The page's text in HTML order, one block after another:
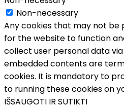
Non-necessary
Any cookies that may not be
for the website to function
collect user personal data
embedded contents are
cookies. It is mandatory to
to running these cookies on
IŠSAUGOTI IR SUTIKTI